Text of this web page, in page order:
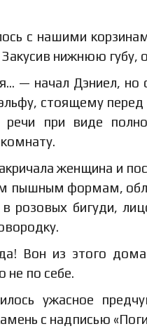
с нашими
нижнюю губу,
— начал Дэниел, но
стоящему
речи при виде
женщина и
пышным формам,
розовых бигуди,
Вон из этого
не по себе.
ужасное
с надписью